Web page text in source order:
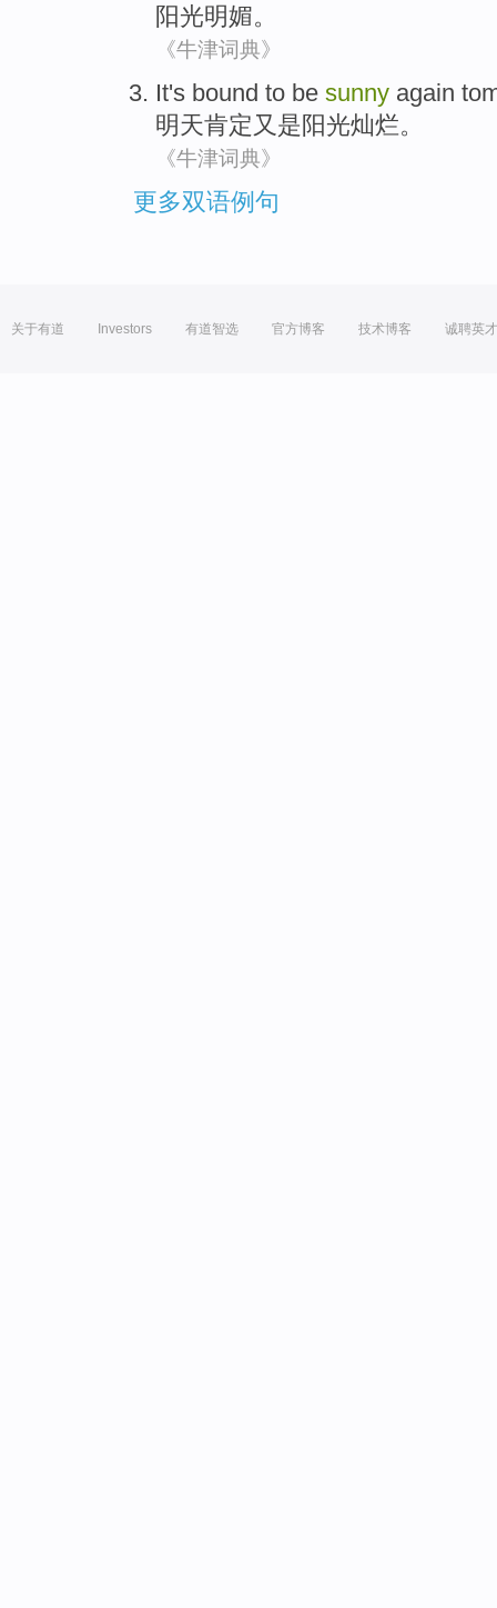
阳光明媚。
《牛津词典》
It's bound to be sunny again
明天肯定 又是 阳光灿烂。
《牛津词典》
更多双语例句
关于有道 Investors 有道智选 官方博客 技术博客 诚聘英才